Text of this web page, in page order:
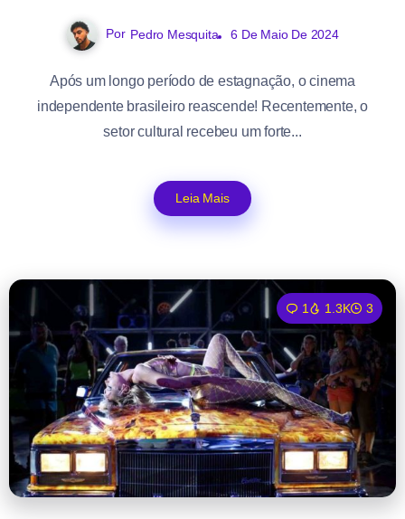
Por Pedro Mesquita 6 De Maio De 2024
Após um longo período de estagnação, o cinema
independente brasileiro reascende! Recentemente, o
setor cultural recebeu um forte...
Leia Mais
1 1.3K 3